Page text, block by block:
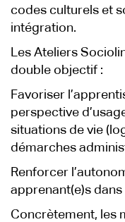
codes culturels et
intégration.
Les Ateliers
double objectif :
Favoriser
perspective
situations de vie
démarches
Renforcer
apprenant(e)s dans
Concrètement, les